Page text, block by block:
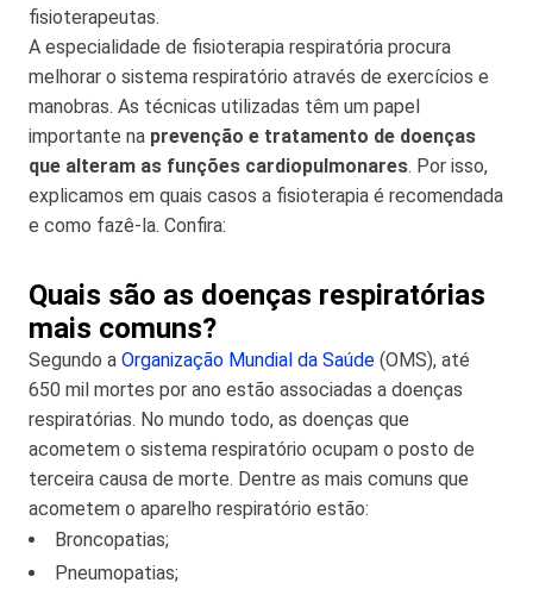
fisioterapeutas.
A especialidade de fisioterapia respiratória procura
melhorar o sistema respiratório através de exercícios e
manobras. As técnicas utilizadas têm um papel
importante na prevenção e tratamento de doenças
que alteram as funções cardiopulmonares. Por isso,
explicamos em quais casos a fisioterapia é recomendada
e como fazê-la. Confira:
Quais são as doenças respiratórias
mais comuns?
Segundo a Organização Mundial da Saúde (OMS), até
650 mil mortes por ano estão associadas a doenças
respiratórias. No mundo todo, as doenças que
acometem o sistema respiratório ocupam o posto de
terceira causa de morte. Dentre as mais comuns que
acometem o aparelho respiratório estão:
Broncopatias;
Pneumopatias;